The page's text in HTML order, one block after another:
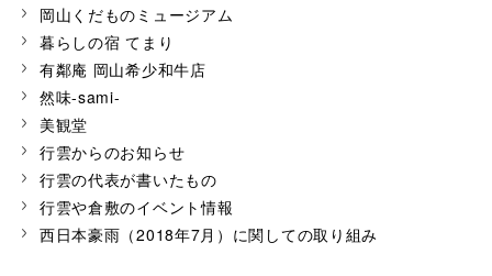
岡山くだものミュージアム
暮らしの宿 てまり
有鄰庵 岡山希少和牛店
然味-sami-
美観堂
行雲からのお知らせ
行雲の代表が書いたもの
行雲や倉敷のイベント情報
西日本豪雨（2018年7月）に関しての取り組み